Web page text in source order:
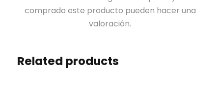
comprado este producto pueden hacer una
valoración.
Related products